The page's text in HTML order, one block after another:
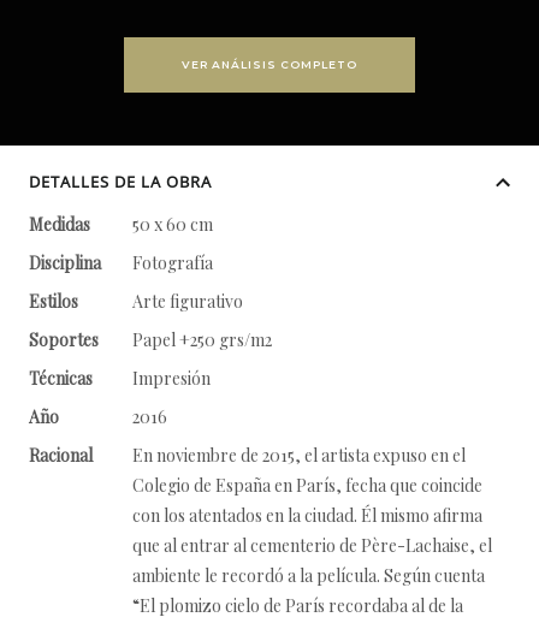
VER ANÁLISIS COMPLETO
DETALLES DE LA OBRA
Medidas
50 x 60 cm
Disciplina
Fotografía
Estilos
Arte figurativo
Soportes
Papel +250 grs/m2
Técnicas
Impresión
Año
2016
Racional
En noviembre de 2015, el artista expuso en el
Colegio de España en París, fecha que coincide
con los atentados en la ciudad. Él mismo afirma
que al entrar al cementerio de Père-Lachaise, el
ambiente le recordó a la película. Según cuenta
“El plomizo cielo de París recordaba al de la